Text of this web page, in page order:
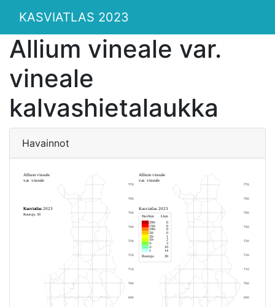
KASVIATLAS 2023
Allium vineale var.
vineale
kalvashietalaukka
Havainnot